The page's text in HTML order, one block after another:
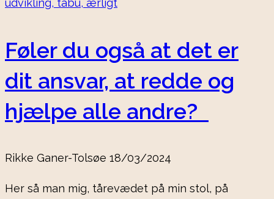
Føler du også at det er
dit ansvar, at redde og
hjælpe alle andre?
Rikke Ganer-Tolsøe 18/03/2024
Her så man mig, tårevædet på min stol, på